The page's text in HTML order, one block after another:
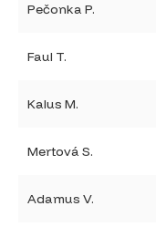
Pečonka P.
Faul T.
Kalus M.
Mertová S.
Adamus V.